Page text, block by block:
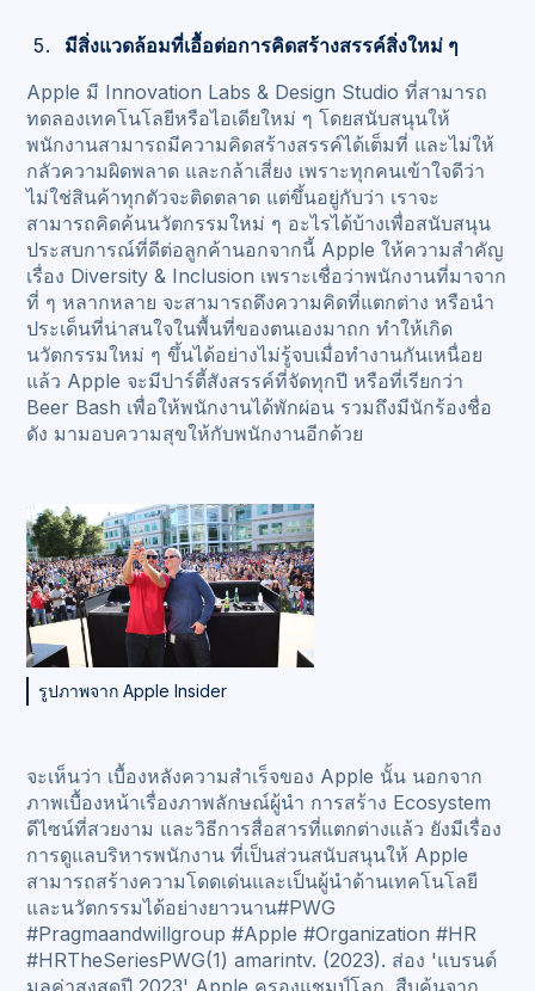
มีสิ่งแวดล้อมที่เอื้อต่อการคิดสร้างสรรค์สิ่งใหม่ ๆ
Apple มี Innovation Labs & Design Studio ที่สามารถ
ทดลองเทคโนโลยีหรือไอเดียใหม่ ๆ โดยสนับสนุนให้
พนักงานสามารถมีความคิดสร้างสรรค์ได้เต็มที่ และไม่ให้
กลัวความผิดพลาด และกล้าเสี่ยง เพราะทุกคนเข้าใจดีว่า
ไม่ใช่สินค้าทุกตัวจะติดตลาด แต่ขึ้นอยู่กับว่า เราจะ
สามารถคิดค้นนวัตกรรมใหม่ ๆ อะไรได้บ้างเพื่อสนับสนุน
ประสบการณ์ที่ดีต่อลูกค้านอกจากนี้ Apple ให้ความสำคัญ
เรื่อง Diversity & Inclusion เพราะเชื่อว่าพนักงานที่มาจาก
ที่ ๆ หลากหลาย จะสามารถดึงความคิดที่แตกต่าง หรือนำ
ประเด็นที่น่าสนใจในพื้นที่ของตนเองมาถก ทำให้เกิด
นวัตกรรมใหม่ ๆ ขึ้นได้อย่างไม่รู้จบเมื่อทำงานกันเหนื่อย
แล้ว Apple จะมีปาร์ตี้สังสรรค์ที่จัดทุกปี หรือที่เรียกว่า
Beer Bash เพื่อให้พนักงานได้พักผ่อน รวมถึงมีนักร้องชื่อ
ดัง มามอบความสุขให้กับพนักงานอีกด้วย
รูปภาพจาก Apple Insider
จะเห็นว่า เบื้องหลังความสำเร็จของ Apple นั้น นอกจาก
ภาพเบื้องหน้าเรื่องภาพลักษณ์ผู้นำ การสร้าง Ecosystem
ดีไซน์ที่สวยงาม และวิธีการสื่อสารที่แตกต่างแล้ว ยังมีเรื่อง
การดูแลบริหารพนักงาน ที่เป็นส่วนสนับสนุนให้ Apple
สามารถสร้างความโดดเด่นและเป็นผู้นำด้านเทคโนโลยี
และนวัตกรรมได้อย่างยาวนาน#PWG
#Pragmaandwillgroup #Apple #Organization #HR
#HRTheSeriesPWG(1) amarintv. (2023). ส่อง 'แบรนด์
มูลค่าสูงสุดปี 2023' Apple ครองแชมป์โลก. สืบค้นจาก